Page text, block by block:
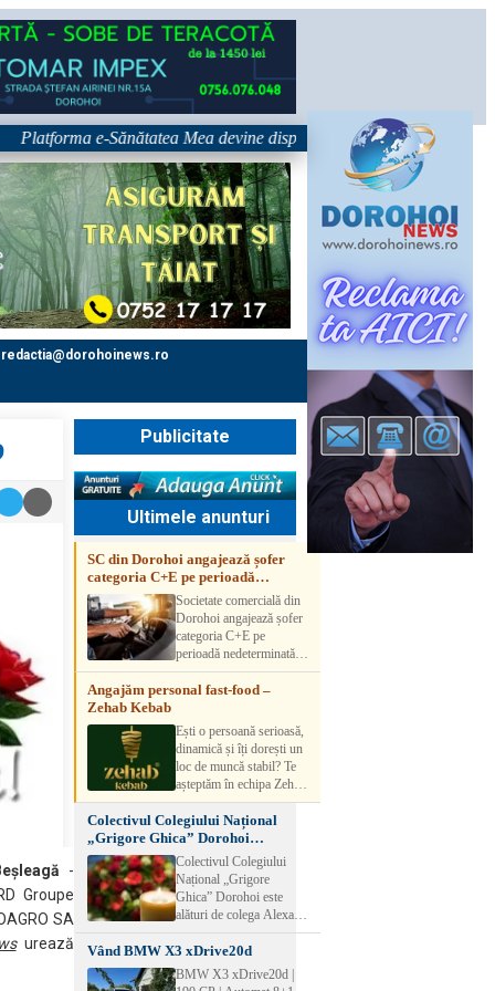
e-Sănătatea Mea devine disponibilă pe 1 septembrie:
redactia@dorohoinews.ro
-
Groupe
SA
urează
Publicitate
Ultimele anunturi
SC din Dorohoi angajează șofer
categoria C+E pe perioadă
nedeterminatăSocietate comercială din
Dorohoi angajează șofer
categoria C+E pe
perioadă nedeterminată.
Candidatul trebuie să
aibă experiență și atestat
detalii, vă rog să sunați la
numărul de telefon.
Angajăm personal fast-food –
Zehab Kebab
Ești o persoană serioasă,
dinamică și îți dorești un
loc de muncă stabil? Te
așteptăm în echipa Zehab
Kebab! Posturi
disponibile: -
SHAORMAR AJUTOR
BUCATAR 2/posturi -
LUCRATOR
COMERCIAL
VANZATOR /2 posturi
muncă Program flexibil
Salariu motivant, în
funcție de experienț
Colectivul Colegiului Național
„Grigore Ghica” Dorohoi
transmite sincere condoleanțe
Colectivul Colegiului
Național „Grigore
Ghica” Dorohoi este
alături de colega Alexa
Lăcrămioara la trecerea în
neființă a soțului și
transmite sincere
condoleanțe familiei.
Vând BMW X3 xDrive20d
BMW X3 xDrive20d |